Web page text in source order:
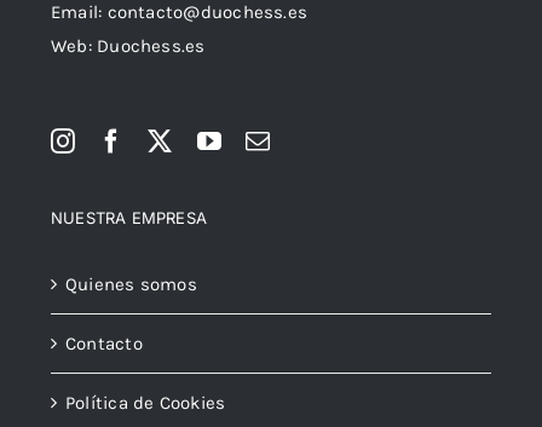
Email: contacto@duochess.es
Web: Duochess.es
NUESTRA EMPRESA
Quienes somos
Contacto
Política de Cookies